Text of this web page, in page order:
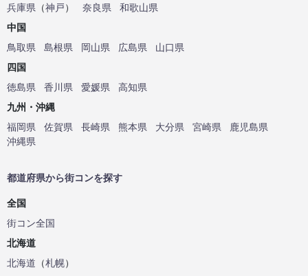
兵庫県 （神戸） 奈良県
和歌山県
中国
鳥取県
島根県 岡山県 広島県
山口県
四国
徳島県
香川県 愛媛県
高知県
九州・沖縄
福岡県
佐賀県 長崎県 熊本県 大分県 宮崎県
鹿児島県
沖縄県
都道府県から街コンを探す
全国
街コン全国
北海道
北海道 （札幌）